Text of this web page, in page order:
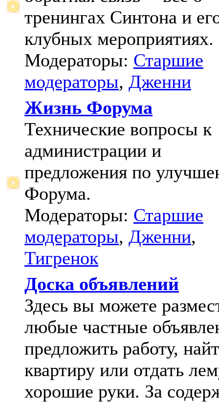
тренингах Синтона и
клубных мероприятиях.
Модераторы: Старшие
модераторы, Дженни
Жизнь Форума
Технические вопросы к
администрации и
предложения по
Форума.
Модераторы: Старшие
модераторы, Дженни,
Тигренок
Доска объявлений
Здесь вы можете
любые частные
предложить работу,
квартиру или отдать
хорошие руки. За